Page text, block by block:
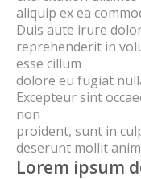
aliquip ex ea
Duis aute irure
reprehenderit in
esse cillum
dolore eu fugiat
Excepteur sint
non
proident, sunt in
deserunt mollit
Lorem ipsum